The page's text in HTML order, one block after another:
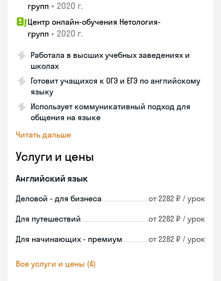
групп • 2020 г.
Центр онлайн-обучения Нетология-
групп • 2020 г.
Работала в высших учебных заведениях и
школах
Готовит учащихся к ОГЭ и ЕГЭ по английскому
языку
Использует коммуникативный подход для
общения на языке
Читать дальше
Услуги и цены
Английский язык
Деловой - для бизнеса от 2282 ₽ / урок
Для путешествий от 2282 ₽ / урок
Для начинающих - премиум от 2282 ₽ / урок
Все услуги и цены (4)